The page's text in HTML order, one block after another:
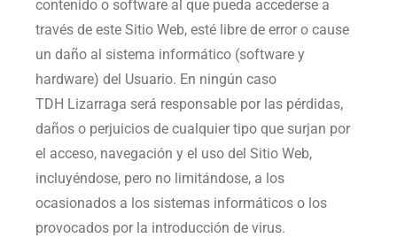
contenido o software al que pueda accederse a
través de este Sitio Web, esté libre de error o cause
un daño al sistema informático (software y
hardware) del Usuario. En ningún caso
TDH Lizarraga será responsable por las pérdidas,
daños o perjuicios de cualquier tipo que surjan por
el acceso, navegación y el uso del Sitio Web,
incluyéndose, pero no limitándose, a los
ocasionados a los sistemas informáticos o los
provocados por la introducción de virus.